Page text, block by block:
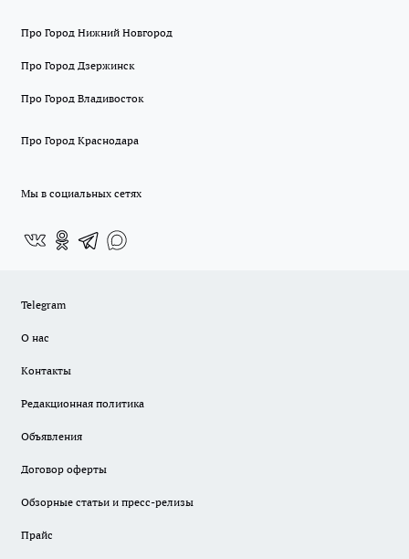
Про Город Нижний Новгород
Про Город Дзержинск
Про Город Владивосток
Про Город Краснодара
Мы в социальных сетях
Telegram
О нас
Контакты
Редакционная политика
Объявления
Договор оферты
Обзорные статьи и пресс-релизы
Прайс